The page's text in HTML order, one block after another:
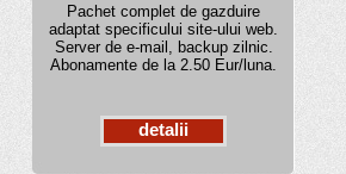
Pachet complet de gazduire
adaptat specificului site-ului web.
Server de e-mail, backup zilnic.
Abonamente de la 2.50 Eur/luna.
detalii